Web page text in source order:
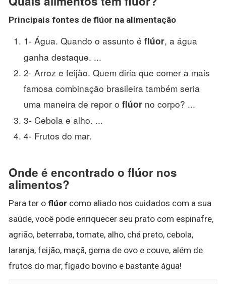
Principais fontes de flúor na alimentação
1- Água. Quando o assunto é flúor, a água
ganha destaque. ...
2- Arroz e feijão. Quem diria que comer a mais
famosa combinação brasileira também seria
uma maneira de repor o flúor no corpo? ...
3- Cebola e alho. ...
4- Frutos do mar.
Onde é encontrado o flúor nos
alimentos?
Para ter o flúor como aliado nos cuidados com a sua
saúde, você pode enriquecer seu prato com espinafre,
agrião, beterraba, tomate, alho, chá preto, cebola,
laranja, feijão, maçã, gema de ovo e couve, além de
frutos do mar, fígado bovino e bastante água!